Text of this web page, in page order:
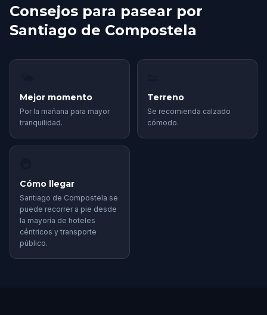
Consejos para pasear por
Santiago de Compostela
Mejor momento
Por la mañana para mayor
tranquilidad.
Terreno
Se recomienda calzado
cómodo.
Cómo llegar
Santiago de Compostela se
puede recorrer a pie desde
la mayoría de hoteles
céntricos y transporte
público.